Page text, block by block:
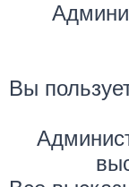
Вы